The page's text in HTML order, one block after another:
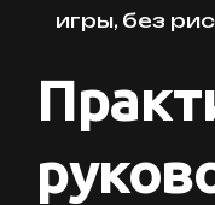
игры, без